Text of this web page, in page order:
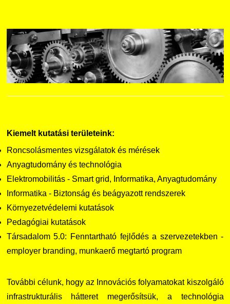
Kiemelt kutatási területeink:
Roncsolásmentes vizsgálatok és mérések
Anyagtudomány és technológia
Elektromobilitás - Smart grid, Informatika, Anyagtudomány
Informatika - Biztonság és beágyazott rendszerek
Környezetvédelemi kutatások
Pedagógiai kutatások
Társadalom 5.0: Fenntartható fejlődés a szervezetekben -
employer branding, munkaerő megtartó program
További célunk, hogy az Innovációs folyamatokat kiszolgáló
infrastrukturális hátteret megerősítsük, a technológia